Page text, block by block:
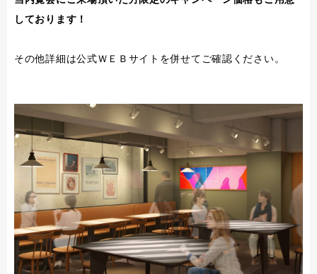
しております！
その他詳細は公式ＷＥＢサイトを併せてご確認ください。